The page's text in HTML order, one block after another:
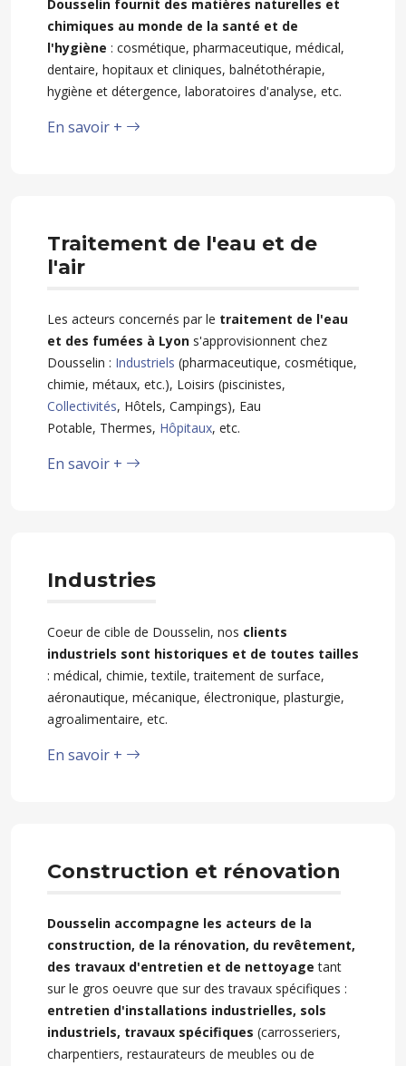
Dousselin fournit des matières naturelles et
chimiques au monde de la santé et de
l'hygiène : cosmétique, pharmaceutique, médical,
dentaire, hopitaux et cliniques, balnétothérapie,
hygiène et détergence, laboratoires d'analyse, etc.
En savoir +
Traitement de l'eau et de
l'air
Les acteurs concernés par le traitement de l'eau
et des fumées à Lyon s'approvisionnent chez
Dousselin : Industriels (pharmaceutique, cosmétique,
chimie, métaux, etc.), Loisirs (piscinistes,
Collectivités, Hôtels, Campings), Eau
Potable, Thermes, Hôpitaux, etc.
En savoir +
Industries
Coeur de cible de Dousselin, nos clients
industriels sont historiques et de toutes tailles
: médical, chimie, textile, traitement de surface,
aéronautique, mécanique, électronique, plasturgie,
agroalimentaire, etc.
En savoir +
Construction et rénovation
Dousselin accompagne les acteurs de la
construction, de la rénovation, du revêtement,
des travaux d'entretien et de nettoyage tant
sur le gros oeuvre que sur des travaux spécifiques :
entretien d'installations industrielles, sols
industriels, travaux spécifiques (carrosseriers,
charpentiers, restaurateurs de meubles ou de